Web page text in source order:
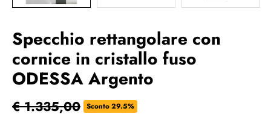
Specchio rettangolare con
cornice in cristallo fuso
ODESSA Argento
€ 1.335,00 Sconto 29.5%